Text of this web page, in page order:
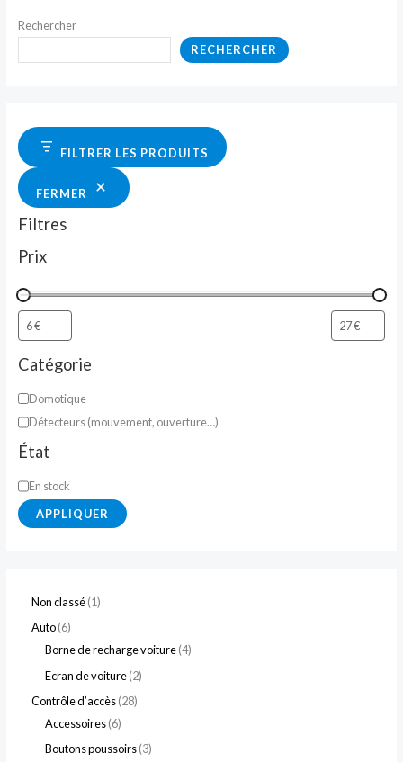
Rechercher
RECHERCHER
FILTRER LES PRODUITS
FERMER
Filtres
Prix
Catégorie
Domotique
Détecteurs (mouvement, ouverture…)
État
En stock
APPLIQUER
Non classé 1
Auto 6
Borne de recharge voiture 4
Ecran de voiture 2
Contrôle d’accès 28
Accessoires 6
Boutons poussoirs 3